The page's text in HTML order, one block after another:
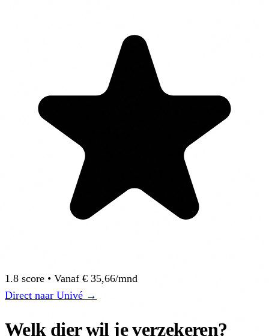
1.8 score • Vanaf € 35,66/mnd
Direct naar Univé →
Welk dier wil je verzekeren?